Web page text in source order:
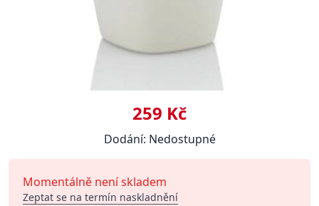
259 Kč
Dodání: Nedostupné
Momentálně není skladem
Zeptat se na termín naskladnění